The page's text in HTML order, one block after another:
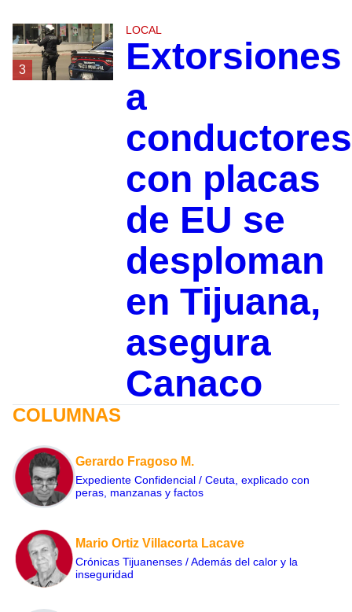
3
LOCAL
Extorsiones
a
conductores
con placas
de EU se
desploman
en Tijuana,
asegura
Canaco
COLUMNAS
Gerardo Fragoso M.
Expediente Confidencial / Ceuta, explicado con
peras, manzanas y factos
Mario Ortiz Villacorta Lacave
Crónicas Tijuanenses / Además del calor y la
inseguridad